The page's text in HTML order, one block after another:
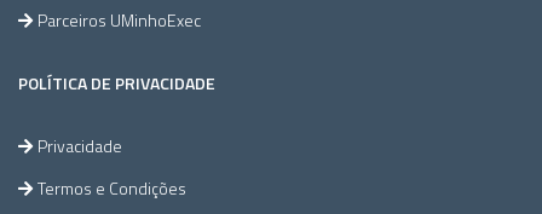
Parceiros UMinhoExec
POLÍTICA DE PRIVACIDADE
Privacidade
Termos e Condições